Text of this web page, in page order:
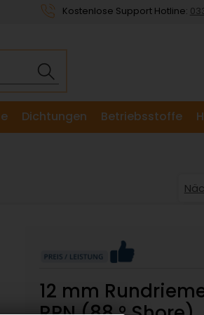
Kostenlose Support Hotline:
Dichtungen Betriebsstoffe
12 mm